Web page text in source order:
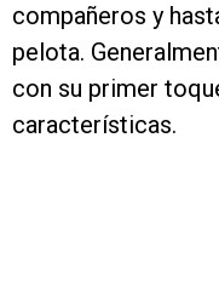
compañeros y
pelota.
con su primer
características.